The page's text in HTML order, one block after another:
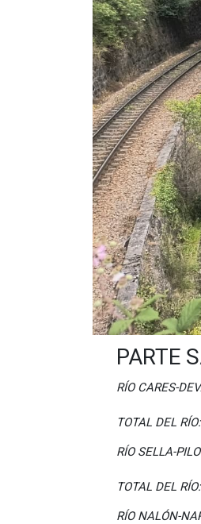
PARTE
RÍO CARES-
TOTAL DEL
RÍO SELLA-
TOTAL DEL
RÍO NALÓN-